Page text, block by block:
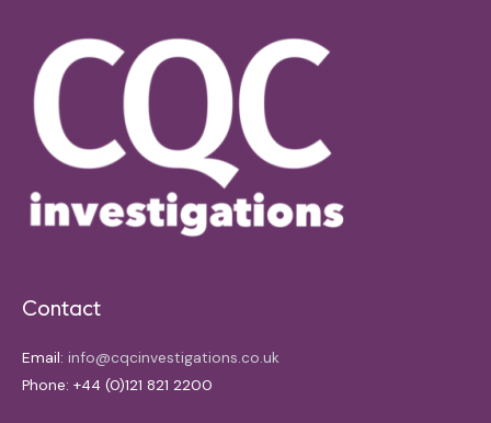
Contact
Email: info@cqcinvestigations.co.uk
Phone: +44 (0)121 821 2200